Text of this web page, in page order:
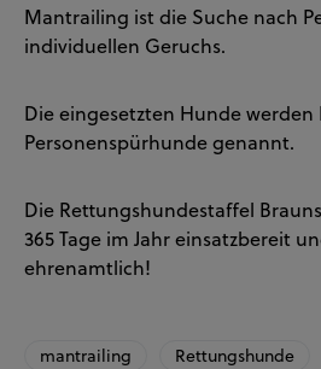
Mantrailing ist die Suche nach
individuellen Geruchs.
Die eingesetzten Hunde
Personenspürhunde genannt.
Die Rettungshundestaffel
365 Tage im Jahr einsatzbereit
ehrenamtlich!
mantrailing
Rettungshunde